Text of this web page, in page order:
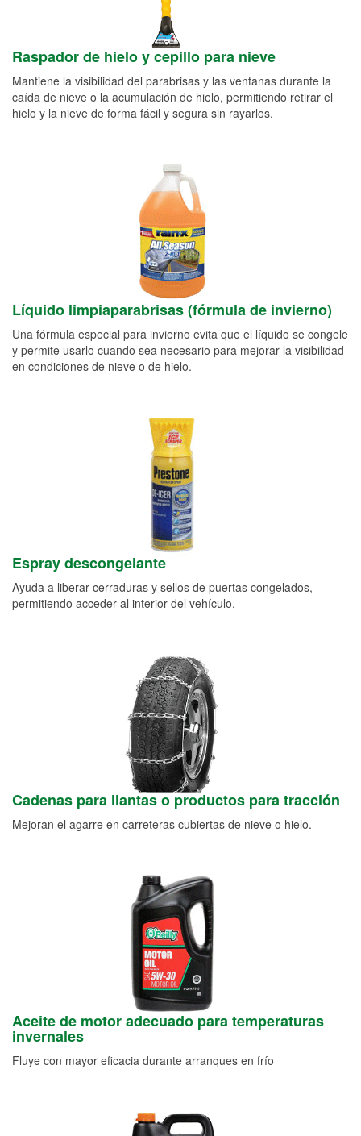
Raspador de hielo y cepillo para nieve
Mantiene la visibilidad del parabrisas y las ventanas durante la
caída de nieve o la acumulación de hielo, permitiendo retirar el
hielo y la nieve de forma fácil y segura sin rayarlos.
Líquido limpiaparabrisas (fórmula de invierno)
Una fórmula especial para invierno evita que el líquido se congele
y permite usarlo cuando sea necesario para mejorar la visibilidad
en condiciones de nieve o de hielo.
Espray descongelante
Ayuda a liberar cerraduras y sellos de puertas congelados,
permitiendo acceder al interior del vehículo.
Cadenas para llantas o productos para tracción
Mejoran el agarre en carreteras cubiertas de nieve o hielo.
Aceite de motor adecuado para temperaturas
invernales
Fluye con mayor eficacia durante arranques en frío